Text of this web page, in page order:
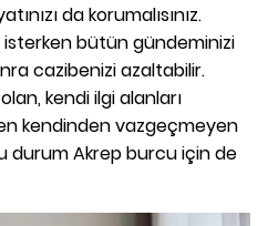
da korumalısınız.
bütün gündeminizi
cazibenizi azaltabilir.
kendi ilgi alanları
kendinden vazgeçmeyen
durum Akrep burcu için de